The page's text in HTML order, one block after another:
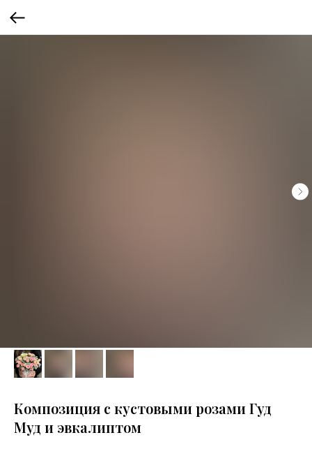
Композиция с кустовыми розами Гуд
Муд и эвкалиптом